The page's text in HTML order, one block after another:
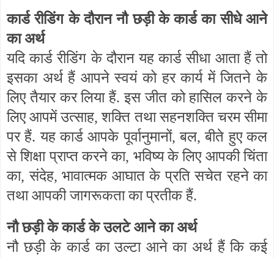
कार्ड रीडिंग के दौरान नौ छड़ी के कार्ड का सीधे आने
का अर्थ
यदि कार्ड रीडिंग के दौरान यह कार्ड सीधा आता हैं तो
इसका अर्थ हैं आपने स्वयं को हर कार्य में जितने के
लिए तैयार कर लिया हैं. इस जीत को हासिल करने के
लिए आपमें उत्साह, शक्ति तथा सहनशक्ति चरम सीमा
पर हैं. यह कार्ड आपके पूर्वानुमानों, बल, बीते हुए कल
से शिक्षा प्राप्त करने का, भविष्य के लिए आपकी चिंता
का, संदेह, भावात्मक आघात के प्रति सचेत रहने का
तथा आपकी जागरूकता का प्रतीक हैं.
नौ छड़ी के कार्ड के उलटे आने का अर्थ
नौ छड़ी के कार्ड का उल्टा आने का अर्थ हैं कि कई